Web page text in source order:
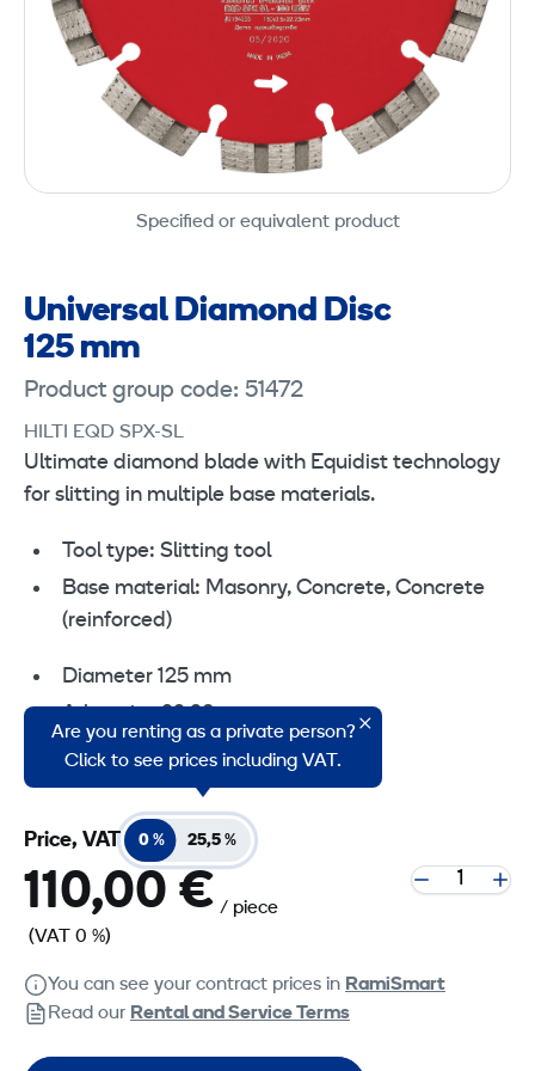
Specified or equivalent product
Universal Diamond Disc
125 mm
Product group code: 51472
HILTI EQD SPX-SL
Ultimate diamond blade with Equidist technology
for slitting in multiple base materials.
Tool type: Slitting tool
Base material: Masonry, Concrete, Concrete
(reinforced)
Diameter 125 mm
Segment width 2,5 mm
Are you renting as a private person?
Click to see prices including VAT.
Price, VAT 0 % 25,5 %
110,00 € / piece
(VAT 0 %)
You can see your contract prices in RamiSmart
Read our Rental and Service Terms